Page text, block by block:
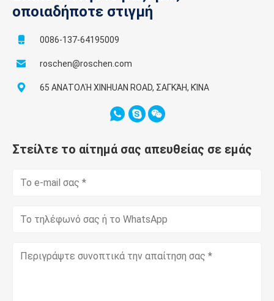
οποιαδήποτε στιγμή
0086-137-64195009
roschen@roschen.com
65 ΑΝΑΤΟΛΉ XINHUAN ROAD, ΣΑΓΚΆΗ, ΚΊΝΑ
Στείλτε το αίτημά σας απευθείας σε εμάς